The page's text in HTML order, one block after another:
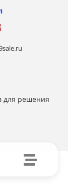
для решения